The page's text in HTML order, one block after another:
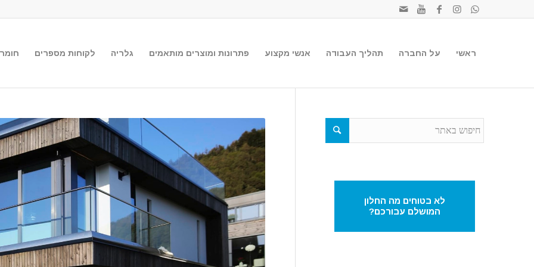
ראשי על החברה תהליך העבודה אנשי מקצוע פתרונות ומוצרים מותאמים גלריה לקוחות מספרים
לא בטוחים מה החלון
המושלם עבורכם?